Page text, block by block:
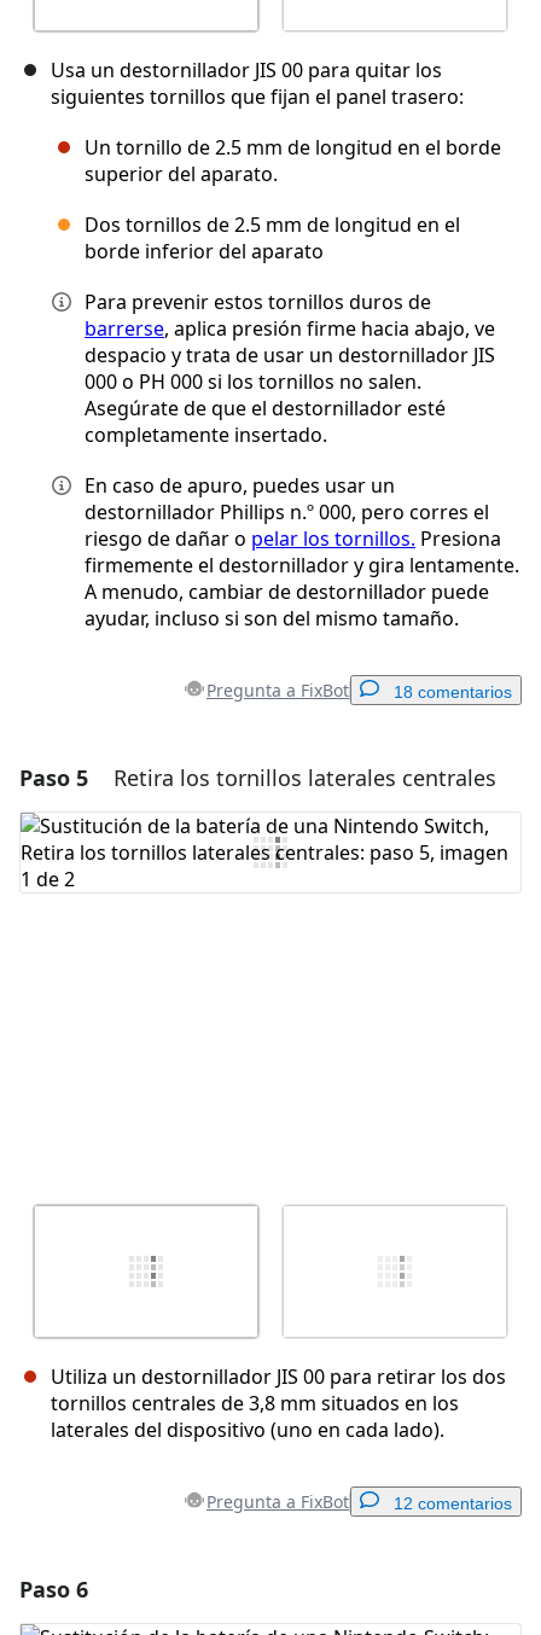
Usa un destornillador JIS 00 para quitar los
siguientes tornillos que fijan el panel trasero:
Un tornillo de 2.5 mm de longitud en el borde
superior del aparato.
Dos tornillos de 2.5 mm de longitud en el
borde inferior del aparato
Para prevenir estos tornillos duros de
barrerse, aplica presión firme hacia abajo, ve
despacio y trata de usar un destornillador JIS
000 o PH 000 si los tornillos no salen.
Asegúrate de que el destornillador esté
completamente insertado.
En caso de apuro, puedes usar un
destornillador Phillips n.º 000, pero corres el
riesgo de dañar o pelar los tornillos. Presiona
firmemente el destornillador y gira lentamente.
A menudo, cambiar de destornillador puede
ayudar, incluso si son del mismo tamaño.
Pregunta a FixBot 18 comentarios
Agregar un comentario
Agregar Comentario
Paso 5 Retira los tornillos laterales centrales
Utiliza un destornillador JIS 00 para retirar los dos
tornillos centrales de 3,8 mm situados en los
laterales del dispositivo (uno en cada lado).
Pregunta a FixBot 12 comentarios
Paso 6